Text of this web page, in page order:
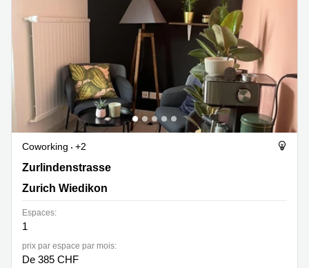
Coworking
+2
Zurlindenstrasse 215A, Zurich Wiedikon
Zurlindenstrasse
Zurich Wiedikon
Espaces:
1
prix par espace par mois:
De 385 CHF